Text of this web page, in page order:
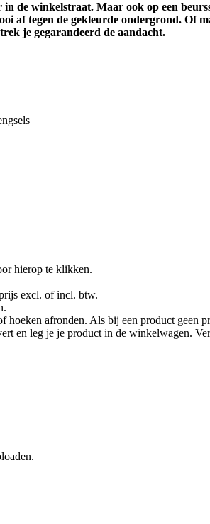
de winkelstraat. Maar ook op een
af tegen de gekleurde ondergrond. Of
je gegarandeerd de aandacht.
hierop te klikken.
excl. of incl. btw.
afronden. Als bij een product geen
en leg je je product in de winkelwagen.